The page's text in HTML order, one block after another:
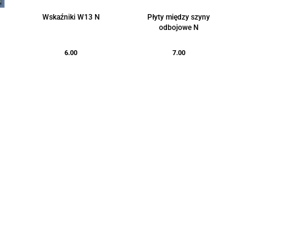
Wskaźniki W13 N
6.00
Płyty między szyny
odbojowe N
7.00